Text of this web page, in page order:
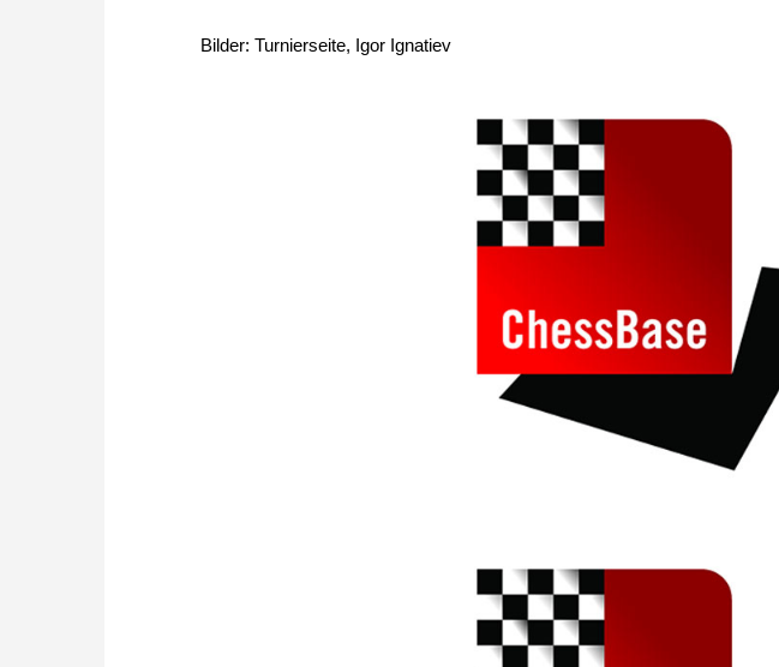
Bilder: Turnierseite, Igor Ignatiev